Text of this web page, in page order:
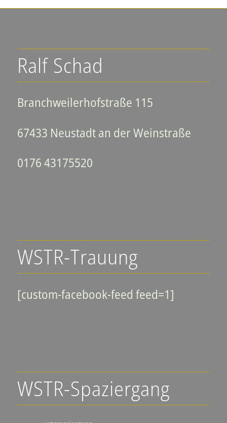
Ralf Schad
Branchweilerhofstraße 115
67433 Neustadt an der Weinstraße
0176 43175520
WSTR-Trauung
[custom-facebook-feed feed=1]
WSTR-Spaziergang